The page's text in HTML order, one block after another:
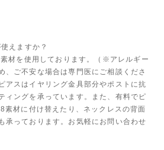
えますか？
材を使用しております。（※アレルギー
、ご不安な場合は専門医にご相談くださ
アスはイヤリング金具部分やポストに抗
ィングを承っています。また、有料でピ
素材に付け替えたり、ネックレスの背面
承っております。お気軽にお問い合わせ